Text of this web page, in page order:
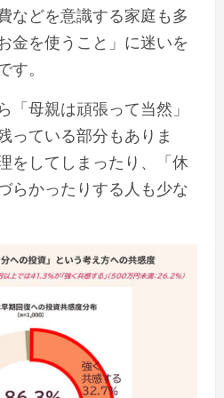
などを意識する家庭も多
金を使うこと」に迷いを
。
「母親は頑張って当然」
っている部分もありま
をしてしまったり、「休
らかったりする人も少な